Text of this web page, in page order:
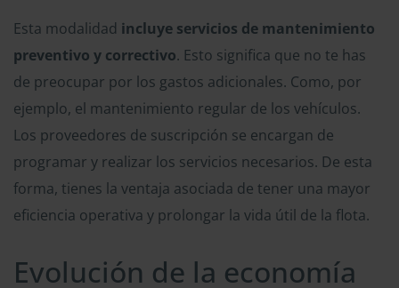
Esta modalidad incluye servicios de mantenimiento
preventivo y correctivo. Esto significa que no te has
de preocupar por los gastos adicionales. Como, por
ejemplo, el mantenimiento regular de los vehículos.
Los proveedores de suscripción se encargan de
programar y realizar los servicios necesarios. De esta
forma, tienes la ventaja asociada de tener una mayor
eficiencia operativa y prolongar la vida útil de la flota.
Evolución de la economía